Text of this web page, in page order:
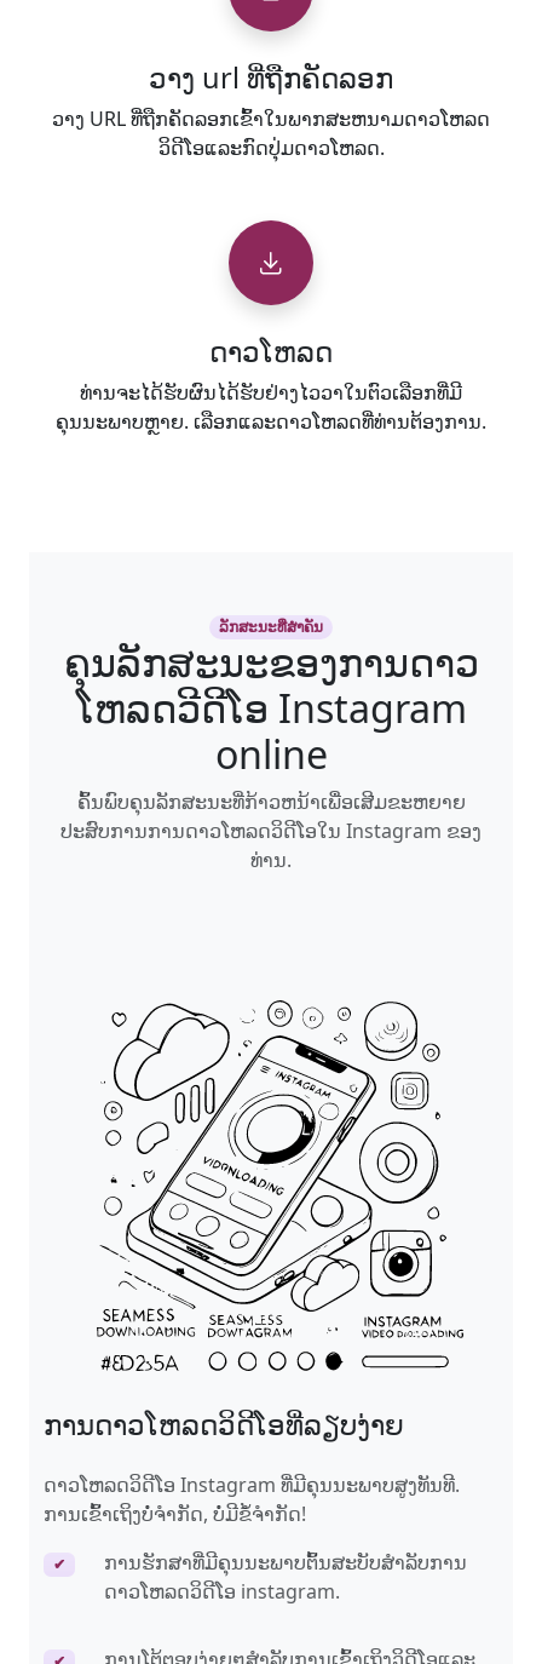
ວາງ url ທີ່ຖືກຄັດລອກ
ວາງ URL ທີ່ຖືກຄັດລອກເຂົ້າໃນພາກສະຫນາມດາວໂຫລດ
ວິດີໂອແລະກົດປຸ່ມດາວໂຫລດ.
ດາວໂຫລດ
ທ່ານຈະໄດ້ຮັບຜົນໄດ້ຮັບຢ່າງໄວວາໃນຕົວເລືອກທີ່ມີ
ຄຸນນະພາບຫຼາຍ. ເລືອກແລະດາວໂຫລດທີ່ທ່ານຕ້ອງການ.
ລັກສະນະທີ່ສໍາຄັນ
ຄຸນລັກສະນະຂອງການດາວ
ໂຫລດວີດີໂອ Instagram
online
ຄົ້ນພົບຄຸນລັກສະນະທີ່ກ້າວຫນ້າເພື່ອເສີມຂະຫຍາຍ
ປະສົບການການດາວໂຫລດວິດີໂອໃນ Instagram ຂອງ
ທ່ານ.
ການດາວໂຫລດວິດີໂອທີ່ລຽບງ່າຍ
ດາວໂຫລດວິດີໂອ Instagram ທີ່ມີຄຸນນະພາບສູງທັນທີ.
ການເຂົ້າເຖິງບໍ່ຈໍາກັດ, ບໍ່ມີຂໍ້ຈໍາກັດ!
✔
ການຮັກສາທີ່ມີຄຸນນະພາບຕົ້ນສະບັບສໍາລັບການ
ດາວໂຫລດວິດີໂອ instagram.